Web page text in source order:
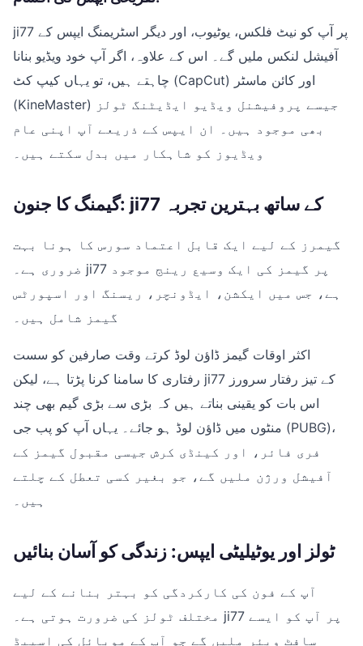
ji77 پر آپ کو نیٹ فلکس، یوٹیوب، اور دیگر اسٹریمنگ ایپس کے
آفیشل لنکس ملیں گے۔ اس کے علاوہ، اگر آپ خود ویڈیو بنانا
چاہتے ہیں، تو یہاں کیپ کٹ (CapCut) اور کائن ماسٹر
(KineMaster) جیسے پروفیشنل ویڈیو ایڈیٹنگ ٹولز
بھی موجود ہیں۔ ان ایپس کے ذریعے آپ اپنی عام
ویڈیوز کو شاہکار میں بدل سکتے ہیں۔
گیمنگ کا جنون: ji77 کے ساتھ بہترین تجربہ
گیمرز کے لیے ایک قابل اعتماد سورس کا ہونا بہت
ضروری ہے۔ ji77 پر گیمز کی ایک وسیع رینج موجود
ہے، جس میں ایکشن، ایڈونچر، ریسنگ اور اسپورٹس
گیمز شامل ہیں۔
اکثر اوقات گیمز ڈاؤن لوڈ کرتے وقت صارفین کو سست
رفتاری کا سامنا کرنا پڑتا ہے، لیکن ji77 کے تیز رفتار سرورز
اس بات کو یقینی بناتے ہیں کہ بڑی سے بڑی گیم بھی چند
منٹوں میں ڈاؤن لوڈ ہو جائے۔ یہاں آپ کو پب جی (PUBG)،
فری فائر، اور کینڈی کرش جیسی مقبول گیمز کے
آفیشل ورژن ملیں گے، جو بغیر کسی تعطل کے چلتے
ہیں۔
ٹولز اور یوٹیلیٹی ایپس: زندگی کو آسان بنائیں
آپ کے فون کی کارکردگی کو بہتر بنانے کے لیے
مختلف ٹولز کی ضرورت ہوتی ہے۔ ji77 پر آپ کو ایسے
سافٹ ویئر ملیں گے جو آپ کے موبائل کی اسپیڈ